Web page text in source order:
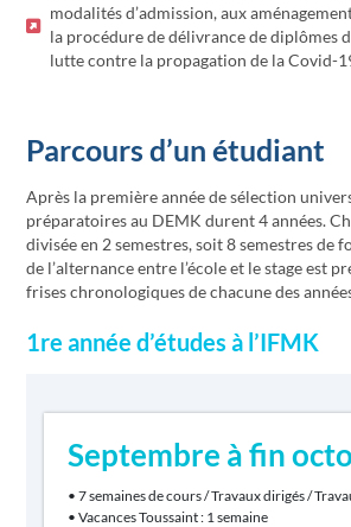
modalités d’admission, aux
la procédure de délivrance de diplômes
lutte contre la propagation de la Covid-
Parcours d’un étudiant
Après la première année de sélection
préparatoires au DEMK durent 4 années.
divisée en 2 semestres, soit 8 semestres de
de l’alternance entre l’école et le stage est
frises chronologiques de chacune des
1re année d’études à l’IFMK
Septembre à fin
• 7 semaines de cours / Travaux dirigés /
• Vacances Toussaint : 1 semaine